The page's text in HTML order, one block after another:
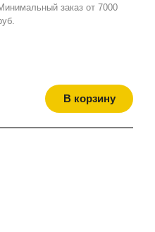
заказ от 7000
В корзину